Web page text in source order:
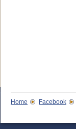
Home Facebook